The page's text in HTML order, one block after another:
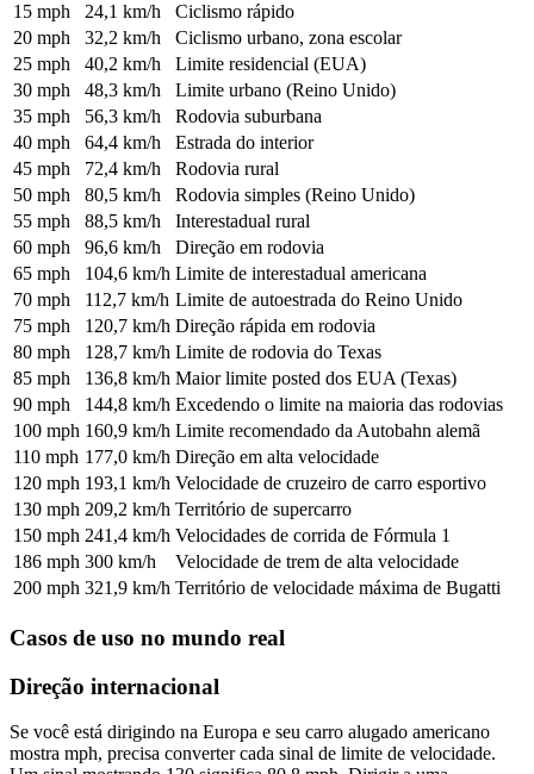
15 mph
24,1 km/h
Ciclismo rápido
20 mph
32,2 km/h
Ciclismo urbano, zona escolar
25 mph
40,2 km/h
Limite residencial (EUA)
30 mph
48,3 km/h
Limite urbano (Reino Unido)
35 mph
56,3 km/h
Rodovia suburbana
40 mph
64,4 km/h
Estrada do interior
45 mph
72,4 km/h
Rodovia rural
50 mph
80,5 km/h
Rodovia simples (Reino Unido)
55 mph
88,5 km/h
Interestadual rural
60 mph
96,6 km/h
Direção em rodovia
65 mph
104,6 km/h Limite de interestadual americana
70 mph
112,7 km/h Limite de autoestrada do Reino Unido
75 mph
120,7 km/h Direção rápida em rodovia
80 mph
128,7 km/h Limite de rodovia do Texas
85 mph
136,8 km/h Maior limite posted dos EUA (Texas)
90 mph
144,8 km/h Excedendo o limite na maioria das rodovias
100 mph 160,9 km/h Limite recomendado da Autobahn alemã
110 mph 177,0 km/h Direção em alta velocidade
120 mph 193,1 km/h Velocidade de cruzeiro de carro esportivo
130 mph 209,2 km/h Território de supercarro
150 mph 241,4 km/h Velocidades de corrida de Fórmula 1
186 mph 300 km/h
Velocidade de trem de alta velocidade
200 mph 321,9 km/h Território de velocidade máxima de Bugatti
Casos de uso no mundo real
Direção internacional
Se você está dirigindo na Europa e seu carro alugado americano
mostra mph, precisa converter cada sinal de limite de velocidade.